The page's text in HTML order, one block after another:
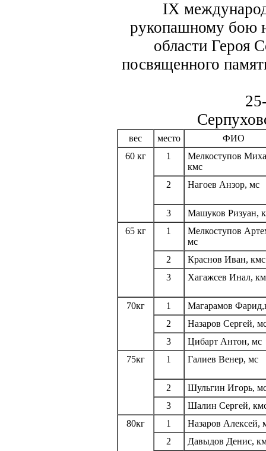
IX
рукопашному бою
области Героя
посвященного
вес место
ФИО
60 кг
1
Мелкоступов
кмс
2
Нагоев Анзор, мс
3
Машуков Ризуан,
65 кг
1
Мелкоступов
мс
2
Краснов Иван, кмс
3
Хагажсев Инал,
70кг 1
Магарамов
2
Назаров Сергей,
3
Цибарт Антон, мс
75кг
1 Галиев Венер, мс
2
Шульгин Игорь,
3
Шалин Сергей,
80кг
1
Назаров Алексей,
2
Давыдов Денис,